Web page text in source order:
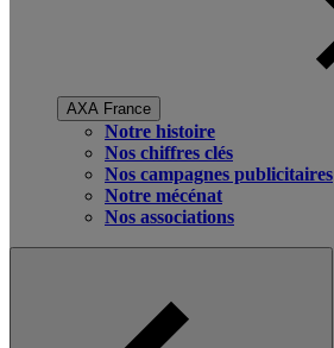
AXA France
Notre histoire
Nos chiffres clés
Nos campagnes publicitaires
Notre mécénat
Nos associations